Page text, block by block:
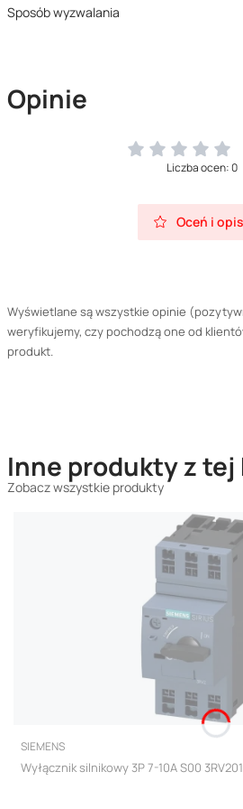
Sposób wyzwalania
Opinie
Liczba ocen: 0
Oceń i
Wyświetlane są wszystkie opinie
weryfikujemy, czy pochodzą one od
produkt.
Inne produkty z
Zobacz wszystkie produkty
PRODUCENT
SIEMENS
Wyłącznik silnikowy 3P 7-10A S00